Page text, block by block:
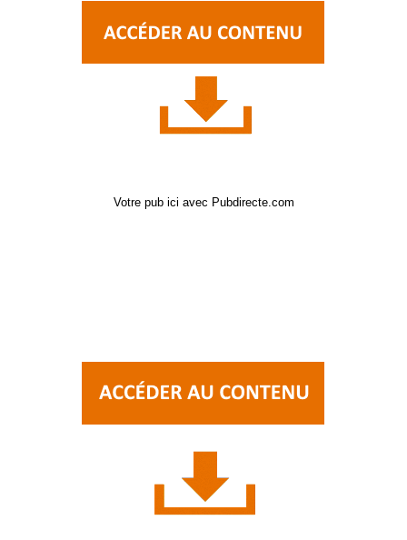
Votre pub ici avec Pubdirecte.com